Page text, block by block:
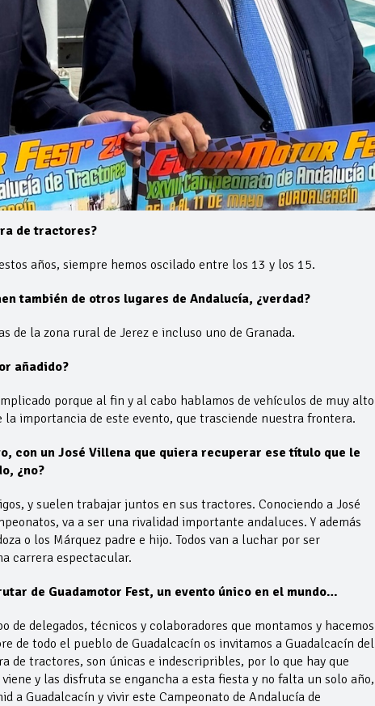
de tractores?
años, siempre hemos oscilado entre los 13 y los 15.
también de otros lugares de Andalucía, ¿verdad?
de la zona rural de Jerez e incluso uno de Granada.
añadido?
porque al fin y al cabo hablamos de vehículos de muy alto
importancia de este evento, que trasciende nuestra frontera.
con un José Villena que quiera recuperar ese título que le
¿no?
y suelen trabajar juntos en sus tractores. Conociendo a José
va a ser una rivalidad importante andaluces. Y además
o los Márquez padre e hijo. Todos van a luchar por ser
carrera espectacular.
de Guadamotor Fest, un evento único en el mundo…
de delegados, técnicos y colaboradores que montamos y hacemos
de todo el pueblo de Guadalcacín os invitamos a Guadalcacín del
de tractores, son únicas e indescripribles, por lo que hay que
y las disfruta se engancha a esta fiesta y no falta un solo año,
a Guadalcacín y vivir este Campeonato de Andalucía de